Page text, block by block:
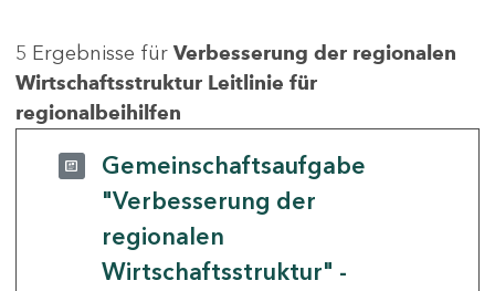
5 Ergebnisse für Verbesserung der regionalen
Wirtschaftsstruktur Leitlinie für
regionalbeihilfen
Gemeinschaftsaufgabe
"Verbesserung der
regionalen
Wirtschaftsstruktur" -